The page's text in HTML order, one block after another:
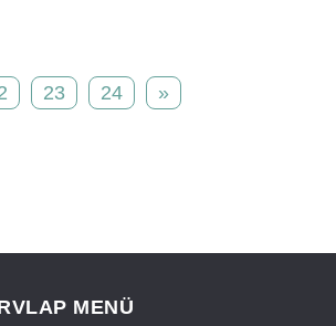
23 24 »
MENÜ